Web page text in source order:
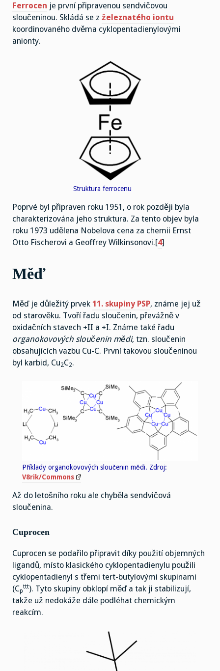
Ferrocen je první připravenou sendvičovou
sloučeninou. Skládá se z železnatého iontu
koordinovaného dvěma cyklopentadienylovými
anionty.
Struktura ferrocenu
Poprvé byl připraven roku 1951, o rok později byla
charakterizována jeho struktura. Za tento objev byla
roku 1973 udělena Nobelova cena za chemii Ernst
Otto Fischerovi a Geoffrey Wilkinsonovi.[4]
Měď
Měď je důležitý prvek 11. skupiny PSP, známe jej už
od starověku. Tvoří řadu sloučenin, převážně v
oxidačních stavech +II a +I. Známe také řadu
organokovových sloučenin mědi, tzn. sloučenin
obsahujících vazbu Cu-C. První takovou sloučeninou
byl karbid, Cu2C2.
Příklady organokovových sloučenin mědi. Zdroj:
V8rik/Commons
Až do letošního roku ale chyběla sendvičová
sloučenina.
Cuprocen
Cuprocen se podařilo připravit díky použití objemných
ligandů, místo klasického cyklopentadienylu použili
cyklopentadienyl s třemi tert-butylovými skupinami
(Cp
ttt). Tyto skupiny obklopí měď a tak ji stabilizují,
takže už nedokáže dále podléhat chemickým
reakcím.